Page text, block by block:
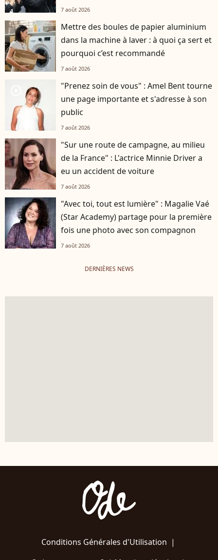
7 août 2026
Mettre des boules de papier aluminium
dans la machine à laver : à quoi ça sert et
pourquoi c’est recommandé
7 août 2026
"Prenez soin de vous" : Amel Bent tourne
une page importante et s'adresse à son
public
7 août 2026
"Sur une route de campagne, au milieu
de la France" : L'actrice Minnie Driver a
eu un accident de voiture
7 août 2026
"Avec toi, tout est lumière" : Magalie Vaé
(Star Academy) partage pour la première
fois une photo avec son compagnon
7 août 2026
DERNIÈRES NEWS
Conditions Générales d'Utilisation |